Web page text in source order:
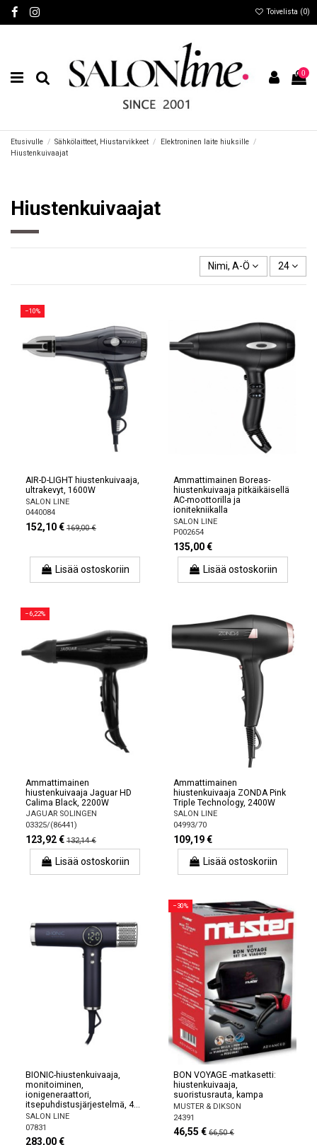
Toivelista (0)
0
Etusivulle Sähkölaitteet, Hiustarvikkeet
Elektroninen laite hiuksille
Hiustenkuivaajat
Hiustenkuivaajat
Nimi, A-Ö 24
−10%
AIR-D-LIGHT hiustenkuivaaja,
ultrakevyt, 1600W
SALON LINE
0440084
152,10 € 169,00 €
Lisää ostoskoriin
Ammattimainen Boreas-
hiustenkuivaaja pitkäikäisellä
AC-moottorilla ja
ionitekniikalla
SALON LINE
P002654
135,00 €
Lisää ostoskoriin
−6,22%
Ammattimainen
hiustenkuivaaja Jaguar HD
Calima Black, 2200W
JAGUAR SOLINGEN
03325/(86441)
123,92 € 132,14 €
Lisää ostoskoriin
Ammattimainen
hiustenkuivaaja ZONDA Pink
Triple Technology, 2400W
SALON LINE
04993/70
109,19 €
Lisää ostoskoriin
BIONIC-hiustenkuivaaja,
monitoiminen,
ionigeneraattori,
itsepuhdistusjärjestelmä, 4...
SALON LINE
07831
283,00 €
−30%
BON VOYAGE -matkasetti:
hiustenkuivaaja,
suoristusrauta, kampa
MUSTER & DIKSON
24391
46,55 € 66,50 €